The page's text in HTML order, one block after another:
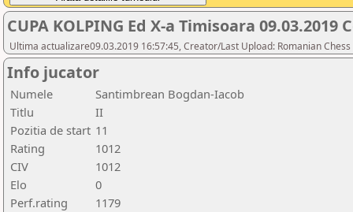
CUPA KOLPING Ed X-a Timisoara 09.03.2019
Ultima actualizare09.03.2019 16:57:45, Creator/Last Upload: Romanian
Info jucator
Numele
Santimbrean Bogdan-Iacob
Titlu
II
Pozitia de start 11
Rating
1012
CIV
1012
Elo
0
Perf.rating
1179